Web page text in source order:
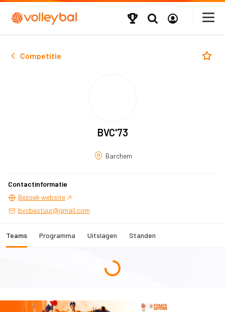
Competitie
BVC'73
Barchem
Contactinformatie
Bezoek website
bvcbestuur@gmail.com
Teams Programma Uitslagen Standen